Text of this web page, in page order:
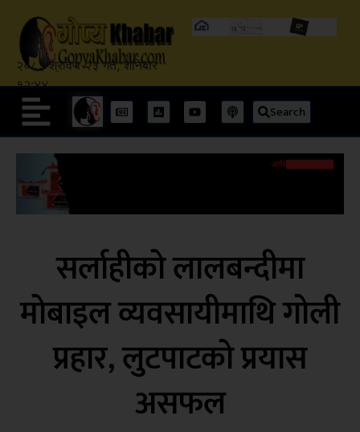
२०८३ श्रावण २३ गते, शनिबार
१२:४४
Search
सर्लाहीको लालबन्दीमा
मोबाइल व्यवसायीमाथि गोली
प्रहार, लुटपाटको प्रयास
असफल